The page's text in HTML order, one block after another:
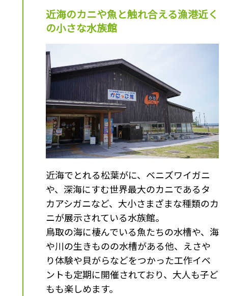
近海のカニや魚と触れ合える漁港近く
の小さな水族館
近海でとれる松葉がに、ベニズワイガニ
や、深海にすむ世界最大のカニであるタ
カアシガニなど、大小さまざまな種類のカ
ニが展示されている水族館。
鳥取の海に棲んでいる魚たちの水槽や、海
や川の生きものの水槽がある他、えさや
り体験や貝がらなどをつかった工作イベ
ントも定期に開催されており、大人も子ど
もも楽しめます。